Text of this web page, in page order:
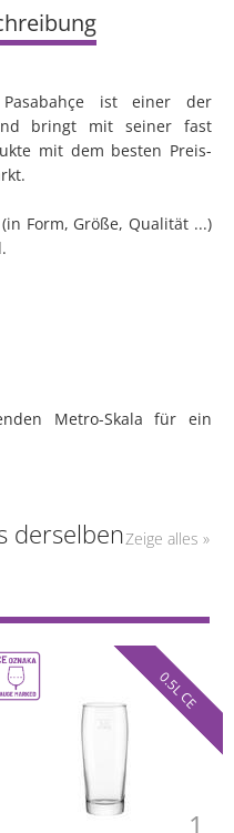
ist einer der
bringt mit seiner fast
mit dem besten Preis-
Form, Größe, Qualität ...)
Metro-Skala für ein
derselbenZeige alles »
1
0.5L CE